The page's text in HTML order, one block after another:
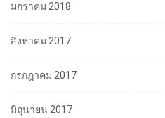
มกราคม 2018
สิงหาคม 2017
กรกฎาคม 2017
มิถุนายน 2017